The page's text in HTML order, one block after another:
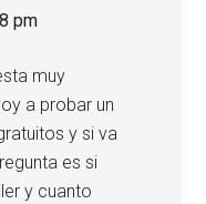
pm
muy
a probar un
y si va
es si
y cuanto